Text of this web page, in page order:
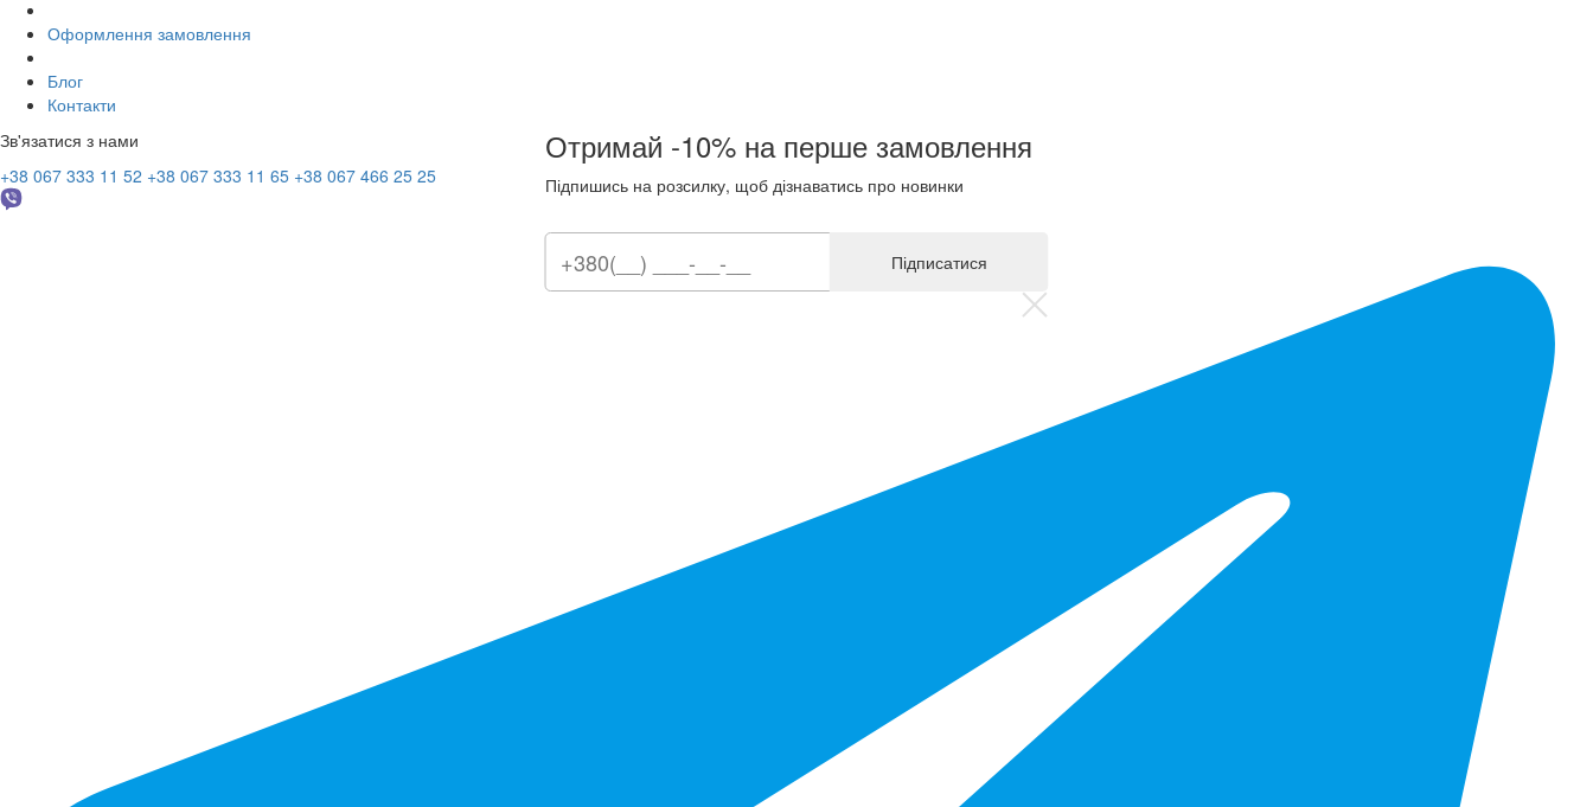
Оформлення замовлення
Блог
Контакти
Зв'язатися з нами
+38 067 333 11 52 +38 067 333 11 65 +38 067 466 25 25
Отримай -10% на перше замовлення
Підпишись на розсилку, щоб дізнаватись про новинки
Підписатися